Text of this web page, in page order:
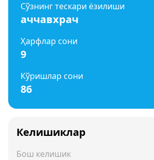
Сўзнинг тескари ёзилиши
аччавхрач
Ҳарфлар сони
9
Кўришлар сони
86
Келишиклар
Бош келишик